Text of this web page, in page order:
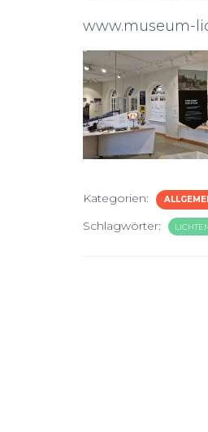
www.museum-
Kategorien:
Schlagwörter: